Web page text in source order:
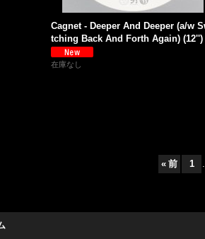
Cagnet - Deeper And Deeper (a/w
tching Back And Forth Again) (12'')
在庫なし
« 前 1